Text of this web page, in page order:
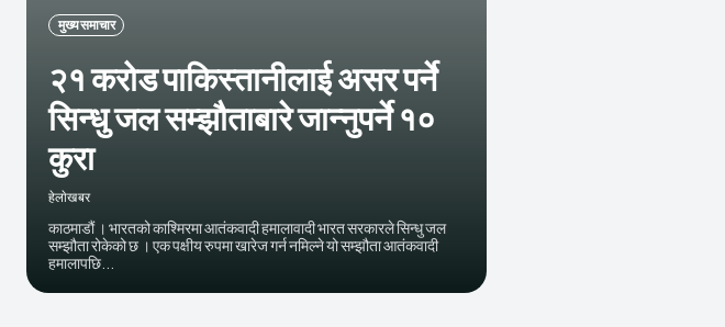
मुख्य समाचार
२१ करोड पाकिस्तानीलाई असर पर्ने
सिन्धु जल सम्झौताबारे जान्नुपर्ने १०
कुरा
हेलाेखबर
काठमाडौं । भारतको काश्मिरमा आतंकवादी हमालावादी भारत सरकारले सिन्धु जल
सम्झौता रोकेको छ । एक पक्षीय रुपमा खारेज गर्न नमिल्ने यो सम्झौता आतंकवादी
हमालापछि...